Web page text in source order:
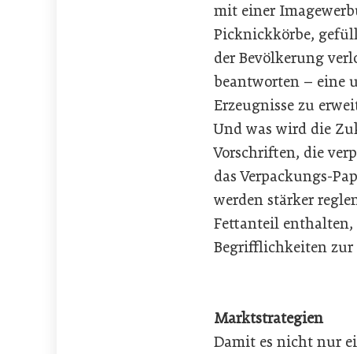
mit einer
Picknickkörbe,
der Bevölkerung
beantworten – eine
Erzeugnisse zu
Und was wird die
Vorschriften, die
das Verpackungs-
werden stärker
Fettanteil enthalten,
Begrifflichkeiten
Marktstrategien
Damit es nicht nur